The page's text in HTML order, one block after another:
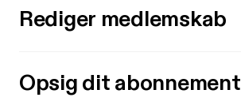
Rediger medlemskab
Opsig dit abonnement